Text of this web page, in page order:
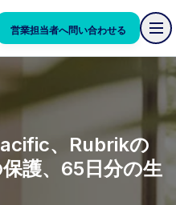
営業担当者へ問い合わせる
、Rubrikの
護、65日分の生